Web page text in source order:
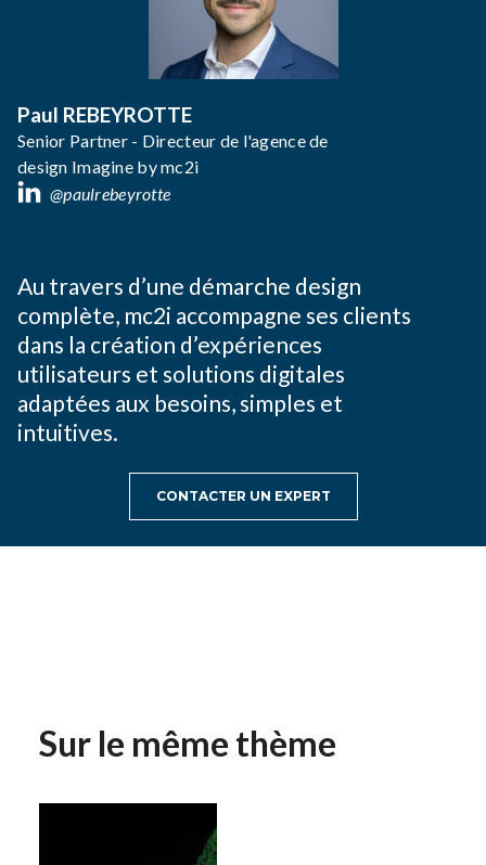
Paul REBEYROTTE
Senior Partner - Directeur de l'agence de
design Imagine by mc2i
@paulrebeyrotte
Au travers d’une démarche design
complète, mc2i accompagne ses clients
dans la création d’expériences
utilisateurs et solutions digitales
adaptées aux besoins, simples et
intuitives.
CONTACTER UN EXPERT
Sur le même thème